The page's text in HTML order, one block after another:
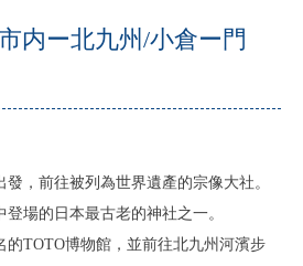
内ー北九州/小倉ー門
，前往被列為世界遺產的宗像大社。
場的日本最古老的神社之一。
的TOTO博物館，並前往北九州河濱步